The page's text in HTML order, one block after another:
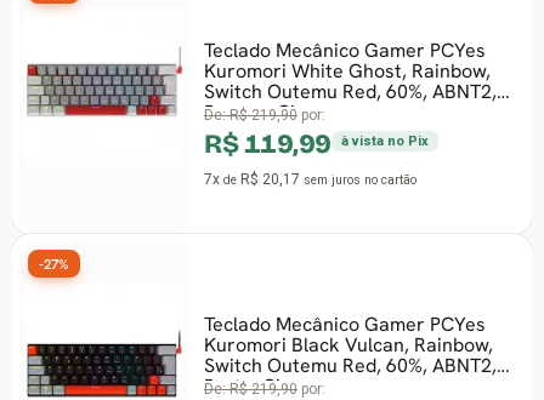
Teclado Mecânico Gamer PCYes
Kuromori White Ghost, Rainbow,
Switch Outemu Red, 60%, ABNT2,
Branco, Cinza
De:R$ 219,90por:
R$ 119,99 à vista no Pix
7xde R$ 20,17sem juros no cartão
Teclado Mecânico Gamer PCYes
Kuromori Black Vulcan, Rainbow,
Switch Outemu Red, 60%, ABNT2,
Preto, Cinza
De:R$ 219,90por:
-27%